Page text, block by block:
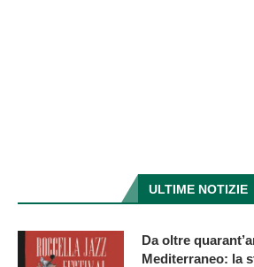
ULTIME NOTIZIE
Da oltre
Mediterraneo: la